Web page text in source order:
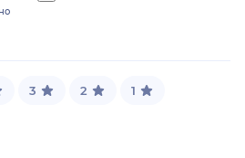
3 2 1